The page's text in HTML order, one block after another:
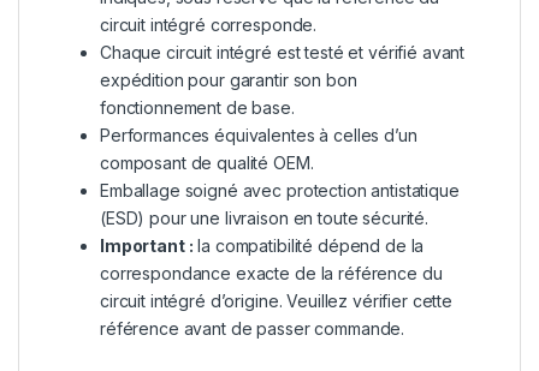
circuit intégré corresponde.
Chaque circuit intégré est testé et vérifié avant
expédition pour garantir son bon
fonctionnement de base.
Performances équivalentes à celles d’un
composant de qualité OEM.
Emballage soigné avec protection antistatique
(ESD) pour une livraison en toute sécurité.
Important : la compatibilité dépend de la
correspondance exacte de la référence du
circuit intégré d’origine. Veuillez vérifier cette
référence avant de passer commande.